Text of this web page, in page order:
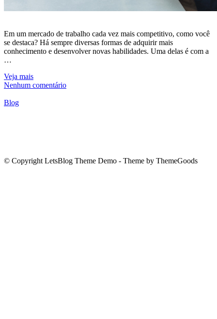
Em um mercado de trabalho cada vez mais competitivo, como você
se destaca? Há sempre diversas formas de adquirir mais
conhecimento e desenvolver novas habilidades. Uma delas é com a
…
Veja mais
Nenhum comentário
Blog
© Copyright LetsBlog Theme Demo - Theme by ThemeGoods